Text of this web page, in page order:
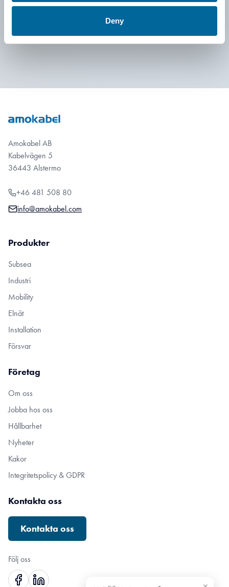
Deny
skapa en arbetsplats där alla har möjlighet att nå sin fulla
Amokabel AB
Kabelvägen 5
36443 Alstermo
+46 481 508 80
info@amokabel.com
Produkter
Subsea
Industri
Mobility
Elnät
Installation
Försvar
Företag
Om oss
Jobba hos oss
Hållbarhet
Nyheter
Kakor
Integritetspolicy & GDPR
Kontakta oss
Kontakta oss
Följ oss